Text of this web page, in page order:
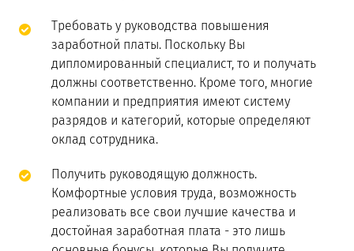
Требовать у руководства повышения
заработной платы. Поскольку Вы
дипломированный специалист, то и получать
должны соответственно. Кроме того, многие
компании и предприятия имеют систему
разрядов и категорий, которые определяют
оклад сотрудника.
Получить руководящую должность.
Комфортные условия труда, возможность
реализовать все свои лучшие качества и
достойная заработная плата - это лишь